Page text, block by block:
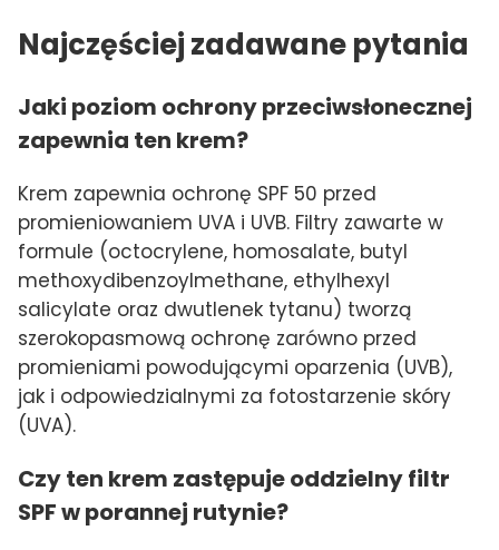
Najczęściej zadawane pytania
Jaki poziom ochrony przeciwsłonecznej
zapewnia ten krem?
Krem zapewnia ochronę SPF 50 przed
promieniowaniem UVA i UVB. Filtry zawarte w
formule (octocrylene, homosalate, butyl
methoxydibenzoylmethane, ethylhexyl
salicylate oraz dwutlenek tytanu) tworzą
szerokopasmową ochronę zarówno przed
promieniami powodującymi oparzenia (UVB),
jak i odpowiedzialnymi za fotostarzenie skóry
(UVA).
Czy ten krem zastępuje oddzielny filtr
SPF w porannej rutynie?